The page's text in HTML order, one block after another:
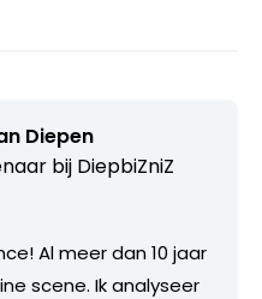
Diepen
bij DiepbiZniZ
Al meer dan 10 jaar
scene. Ik analyseer